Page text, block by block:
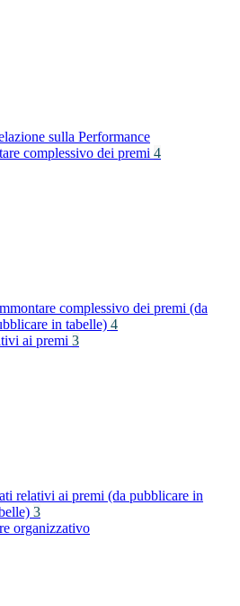
sulla Performance
complessivo dei premi 4
complessivo dei premi (da
in tabelle) 4
ai premi 3
relativi ai premi (da pubblicare in
3
organizzativo